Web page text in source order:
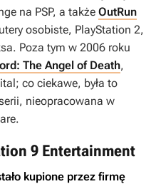
na PSP, a także OutRun
osobiste, PlayStation 2,
Poza tym w 2006 roku
The Angel of Death,
co ciekawe, była to
nieopracowana w
9 Entertainment
kupione przez firmę